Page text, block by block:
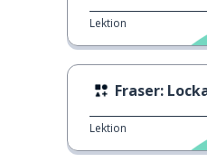
Lektion
Fraser:
Lektion